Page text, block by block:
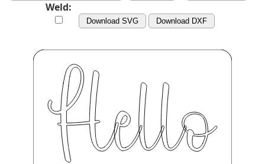
Weld:
Download SVG Download DXF